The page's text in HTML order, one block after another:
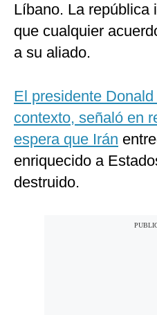
Líbano. La república
que cualquier
a su aliado.
El presidente
contexto, señaló en
espera que Irán
enriquecido a
destruido.